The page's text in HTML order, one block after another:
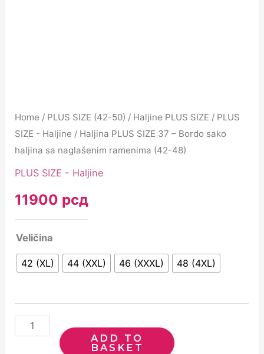
Home / PLUS SIZE (42-50) / Haljine PLUS SIZE / PLUS
SIZE - Haljine / Haljina PLUS SIZE 37 – Bordo sako
haljina sa naglašenim ramenima (42-48)
PLUS SIZE - Haljine
11900 рсд
Veličina
42 (XL) 44 (XXL) 46 (XXXL) 48 (4XL)
ADD TO
BASKET